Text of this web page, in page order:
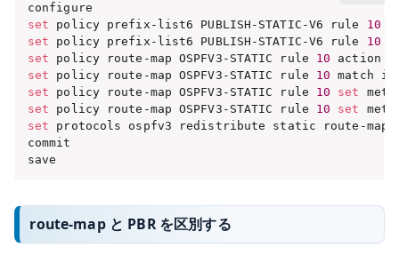
set policy prefix-list6 PUBLISH-STATIC-V6 rule 10
set policy prefix-list6 PUBLISH-STATIC-V6 rule 10
set policy route-map OSPFV3-STATIC rule 10 action
set policy route-map OSPFV3-STATIC rule 10 match
set policy route-map OSPFV3-STATIC rule 10 set
set policy route-map OSPFV3-STATIC rule 10 set
set protocols ospfv3 redistribute static route-map
commit
save
route-map と PBR を区別する